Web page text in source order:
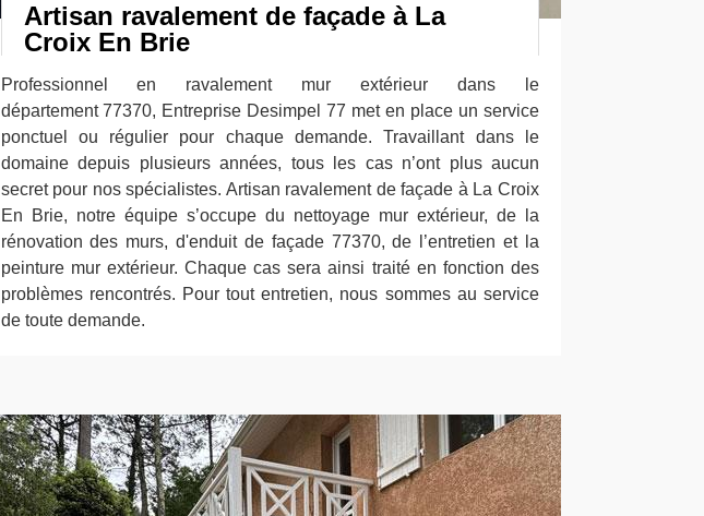
Artisan ravalement de façade à La
Croix En Brie
Professionnel en ravalement mur extérieur dans le
département 77370, Entreprise Desimpel 77 met en place un service
ponctuel ou régulier pour chaque demande. Travaillant dans le
domaine depuis plusieurs années, tous les cas n’ont plus aucun
secret pour nos spécialistes. Artisan ravalement de façade à La Croix
En Brie, notre équipe s’occupe du nettoyage mur extérieur, de la
rénovation des murs, d'enduit de façade 77370, de l’entretien et la
peinture mur extérieur. Chaque cas sera ainsi traité en fonction des
problèmes rencontrés. Pour tout entretien, nous sommes au service
de toute demande.